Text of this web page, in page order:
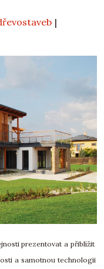
|
prezentovat a přiblížit
a samotnou technologii